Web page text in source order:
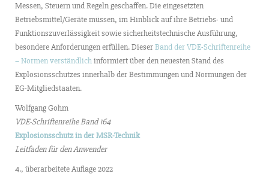
Messen, Steuern und Regeln geschaffen. Die eingesetzten
Betriebsmittel/Geräte müssen, im Hinblick auf ihre Betriebs- und
Funktionszuverlässigkeit sowie sicherheitstechnische Ausführung,
besondere Anforderungen erfüllen. DieserBand der VDE-Schriftenreihe
– Normen verständlichinformiert über den neuesten Stand des
Explosionsschutzes innerhalb der Bestimmungen und Normungen der
EG-Mitgliedstaaten.
Wolfgang Gohm
VDE-Schriftenreihe Band 164
Explosionsschutz in der MSR-Technik
Leitfaden für den Anwender
4., überarbeitete Auflage 2022